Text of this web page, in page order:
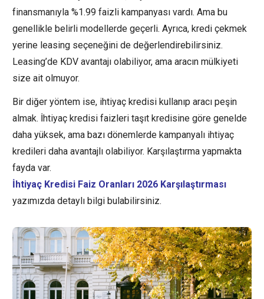
finansmanıyla %1.99 faizli kampanyası vardı. Ama bu
genellikle belirli modellerde geçerli. Ayrıca, kredi çekmek
yerine leasing seçeneğini de değerlendirebilirsiniz.
Leasing’de KDV avantajı olabiliyor, ama aracın mülkiyeti
size ait olmuyor.
Bir diğer yöntem ise, ihtiyaç kredisi kullanıp aracı peşin
almak. İhtiyaç kredisi faizleri taşıt kredisine göre genelde
daha yüksek, ama bazı dönemlerde kampanyalı ihtiyaç
kredileri daha avantajlı olabiliyor. Karşılaştırma yapmakta
fayda var.
İhtiyaç Kredisi Faiz Oranları 2026 Karşılaştırması
yazımızda detaylı bilgi bulabilirsiniz.